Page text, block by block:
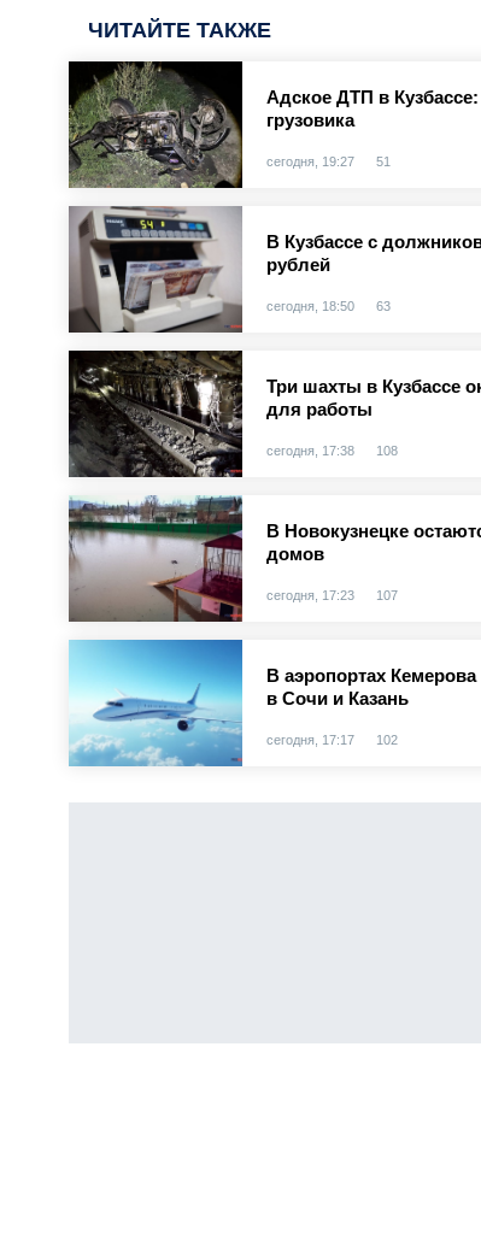
ЧИТАЙТЕ ТАКЖЕ
Адское ДТП в
грузовика
сегодня, 19:27 51
В Кузбассе с
рублей
сегодня, 18:50 63
Три шахты в Кузбассе
для работы
сегодня, 17:38 108
В Новокузнецке
домов
сегодня, 17:23 107
В аэропортах
в Сочи и Казань
сегодня, 17:17 102